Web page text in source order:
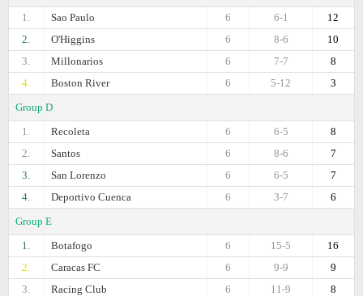
1.
Sao Paulo 12
6-1
6
2.
O'Higgins 10
8-6
6
3.
Millonarios 8
7-7
6
4.
Boston River 3
5-12
6
Group D
1.
Recoleta 8
6-5
6
2.
Santos 7
8-6
6
3.
San Lorenzo 7
6-5
6
4.
Deportivo Cuenca 6
3-7
6
Group E
1.
Botafogo 16
15-5
6
2.
Caracas FC 9
9-9
6
3.
Racing Club 8
11-9
6